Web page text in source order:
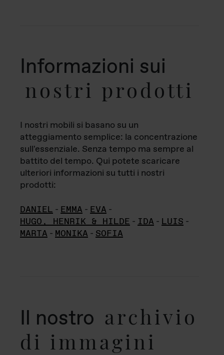
Informazioni sui
nostri prodotti
I nostri mobili si basano su un
atteggiamento semplice: la concentrazione
sull'essenziale. Senza tempo ma sempre al
battito del tempo. Qui potete scaricare
ulteriori informazioni su tutti i nostri
prodotti:
DANIEL - EMMA - EVA -
HUGO, HENRIK & HILDE - IDA - LUIS -
MARTA - MONIKA - SOFIA
Il nostro archivio
di immagini